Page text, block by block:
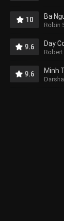
10 Ba
Robin
9.6 Dạy
9.6 Minh